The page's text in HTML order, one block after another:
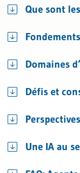
Que sont
Domaines
Défis et
Une IA au